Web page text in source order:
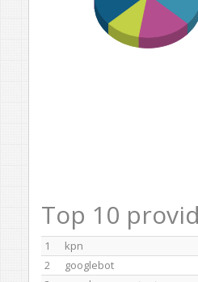
Top 10
1 kpn
2
googlebot